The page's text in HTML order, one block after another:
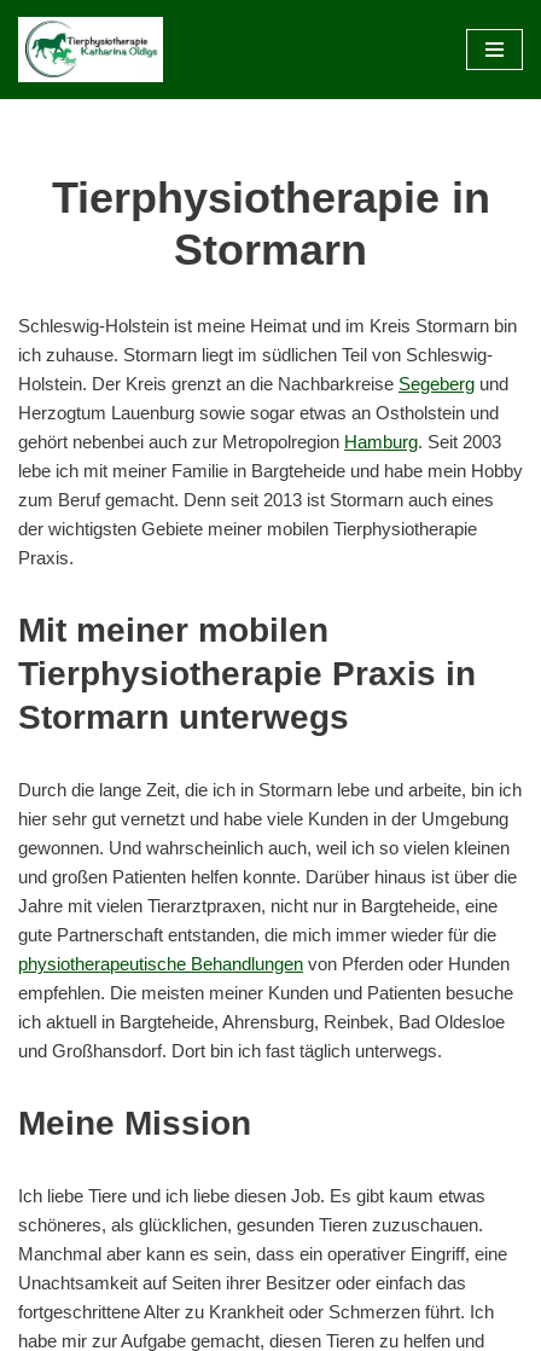
Zum
Tierphysiotherapie in
Stormarn
Schleswig-Holstein ist meine Heimat und im Kreis Stormarn bin
ich zuhause. Stormarn liegt im südlichen Teil von Schleswig-
Holstein. Der Kreis grenzt an die Nachbarkreise Segeberg und
Herzogtum Lauenburg sowie sogar etwas an Ostholstein und
gehört nebenbei auch zur Metropolregion Hamburg. Seit 2003
lebe ich mit meiner Familie in Bargteheide und habe mein Hobby
zum Beruf gemacht. Denn seit 2013 ist Stormarn auch eines
der wichtigsten Gebiete meiner mobilen Tierphysiotherapie
Praxis.
Mit meiner mobilen
Tierphysiotherapie Praxis in
Stormarn unterwegs
Durch die lange Zeit, die ich in Stormarn lebe und arbeite, bin ich
hier sehr gut vernetzt und habe viele Kunden in der Umgebung
gewonnen. Und wahrscheinlich auch, weil ich so vielen kleinen
und großen Patienten helfen konnte. Darüber hinaus ist über die
Jahre mit vielen Tierarztpraxen, nicht nur in Bargteheide, eine
gute Partnerschaft entstanden, die mich immer wieder für die
physiotherapeutische Behandlungen von Pferden oder Hunden
empfehlen. Die meisten meiner Kunden und Patienten besuche
ich aktuell in Bargteheide, Ahrensburg, Reinbek, Bad Oldesloe
und Großhansdorf. Dort bin ich fast täglich unterwegs.
Meine Mission
Ich liebe Tiere und ich liebe diesen Job. Es gibt kaum etwas
schöneres, als glücklichen, gesunden Tieren zuzuschauen.
Manchmal aber kann es sein, dass ein operativer Eingriff, eine
Unachtsamkeit auf Seiten ihrer Besitzer oder einfach das
fortgeschrittene Alter zu Krankheit oder Schmerzen führt. Ich
habe mir zur Aufgabe gemacht, diesen Tieren zu helfen und